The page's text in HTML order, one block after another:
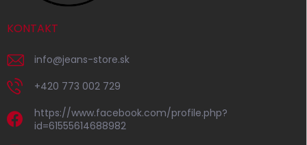
KONTAKT
info@jeans-store.sk
+420 773 002 729
https://www.facebook.com/profile.php?
id=61555614688982